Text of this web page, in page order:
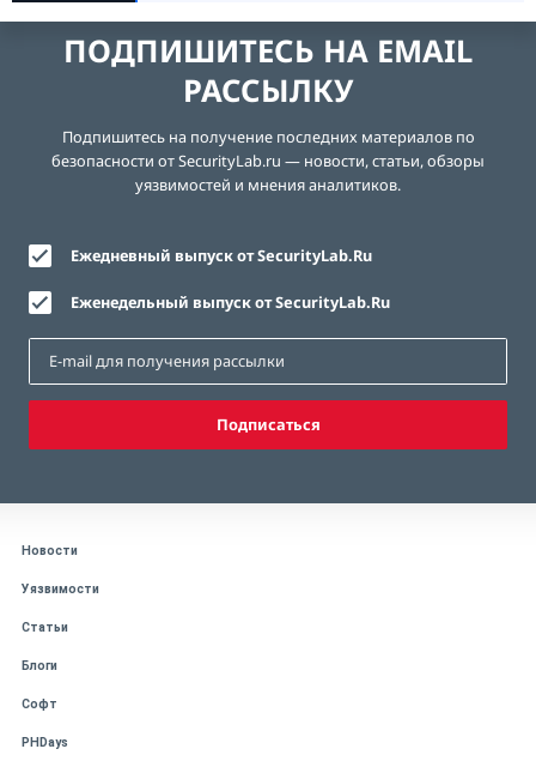
ПОДПИШИТЕСЬ НА EMAIL
РАССЫЛКУ
Подпишитесь на получение последних материалов по
безопасности от SecurityLab.ru — новости, статьи, обзоры
уязвимостей и мнения аналитиков.
Ежедневный выпуск от SecurityLab.Ru
Еженедельный выпуск от SecurityLab.Ru
Подписаться
Новости
Уязвимости
Статьи
Блоги
Софт
PHDays